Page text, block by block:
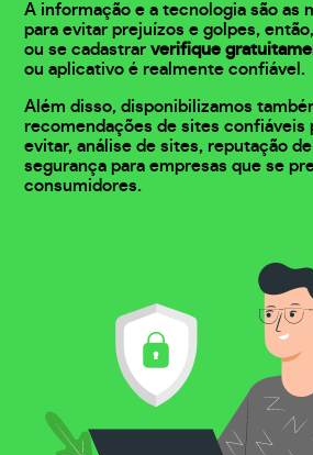
A informação e a tecnologia são as
para evitar prejuízos e golpes,
ou se cadastrarverifique
ou aplicativo é realmente confiável.
Além disso, disponibilizamos
recomendações de sites confiáveis
evitar, análise de sites, reputação
segurança para empresas que se
consumidores.